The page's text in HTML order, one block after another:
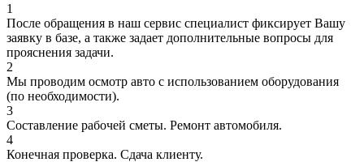
1
После обращения в наш сервис специалист фиксирует Вашу
заявку в базе, а также задает дополнительные вопросы для
прояснения задачи.
2
Мы проводим осмотр авто с использованием оборудования
(по необходимости).
3
Составление рабочей сметы. Ремонт автомобиля.
4
Конечная проверка. Сдача клиенту.